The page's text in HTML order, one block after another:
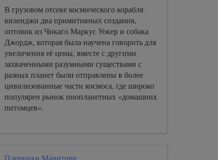
В грузовом отсеке космического корабля
виленджи два примитивных создания,
оптовик из Чикаго Маркус Уокер и собака
Джордж, которая была научена говорить для
увеличения её цены, вместе с другими
захваченными разумными существами с
разных планет были отправлены в более
цивилизованные части космоса, где широко
популярен рынок инопланетных «домашних
питомцев».
Пленники Манитори